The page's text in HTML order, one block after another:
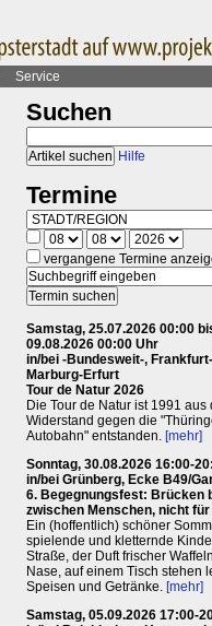
Service
Suchen
Hilfe
Termine
vergangene Termine
Samstag, 25.07.2026 00:00
09.08.2026 00:00 Uhr
in/bei -Bundesweit-,
Marburg-Erfurt
Tour de Natur 2026
Die Tour de Natur ist 1991 aus
Widerstand gegen die
Autobahn" entstanden. [mehr]
Sonntag, 30.08.2026 16:00-
in/bei Grünberg, Ecke B49/
6. Begegnungsfest: Brücken
zwischen Menschen, nicht
Ein (hoffentlich) schöner
spielende und kletternde
Straße, der Duft frischer
Nase, auf einem Tisch stehen
Speisen und Getränke. [mehr]
Samstag, 05.09.2026 17:00-